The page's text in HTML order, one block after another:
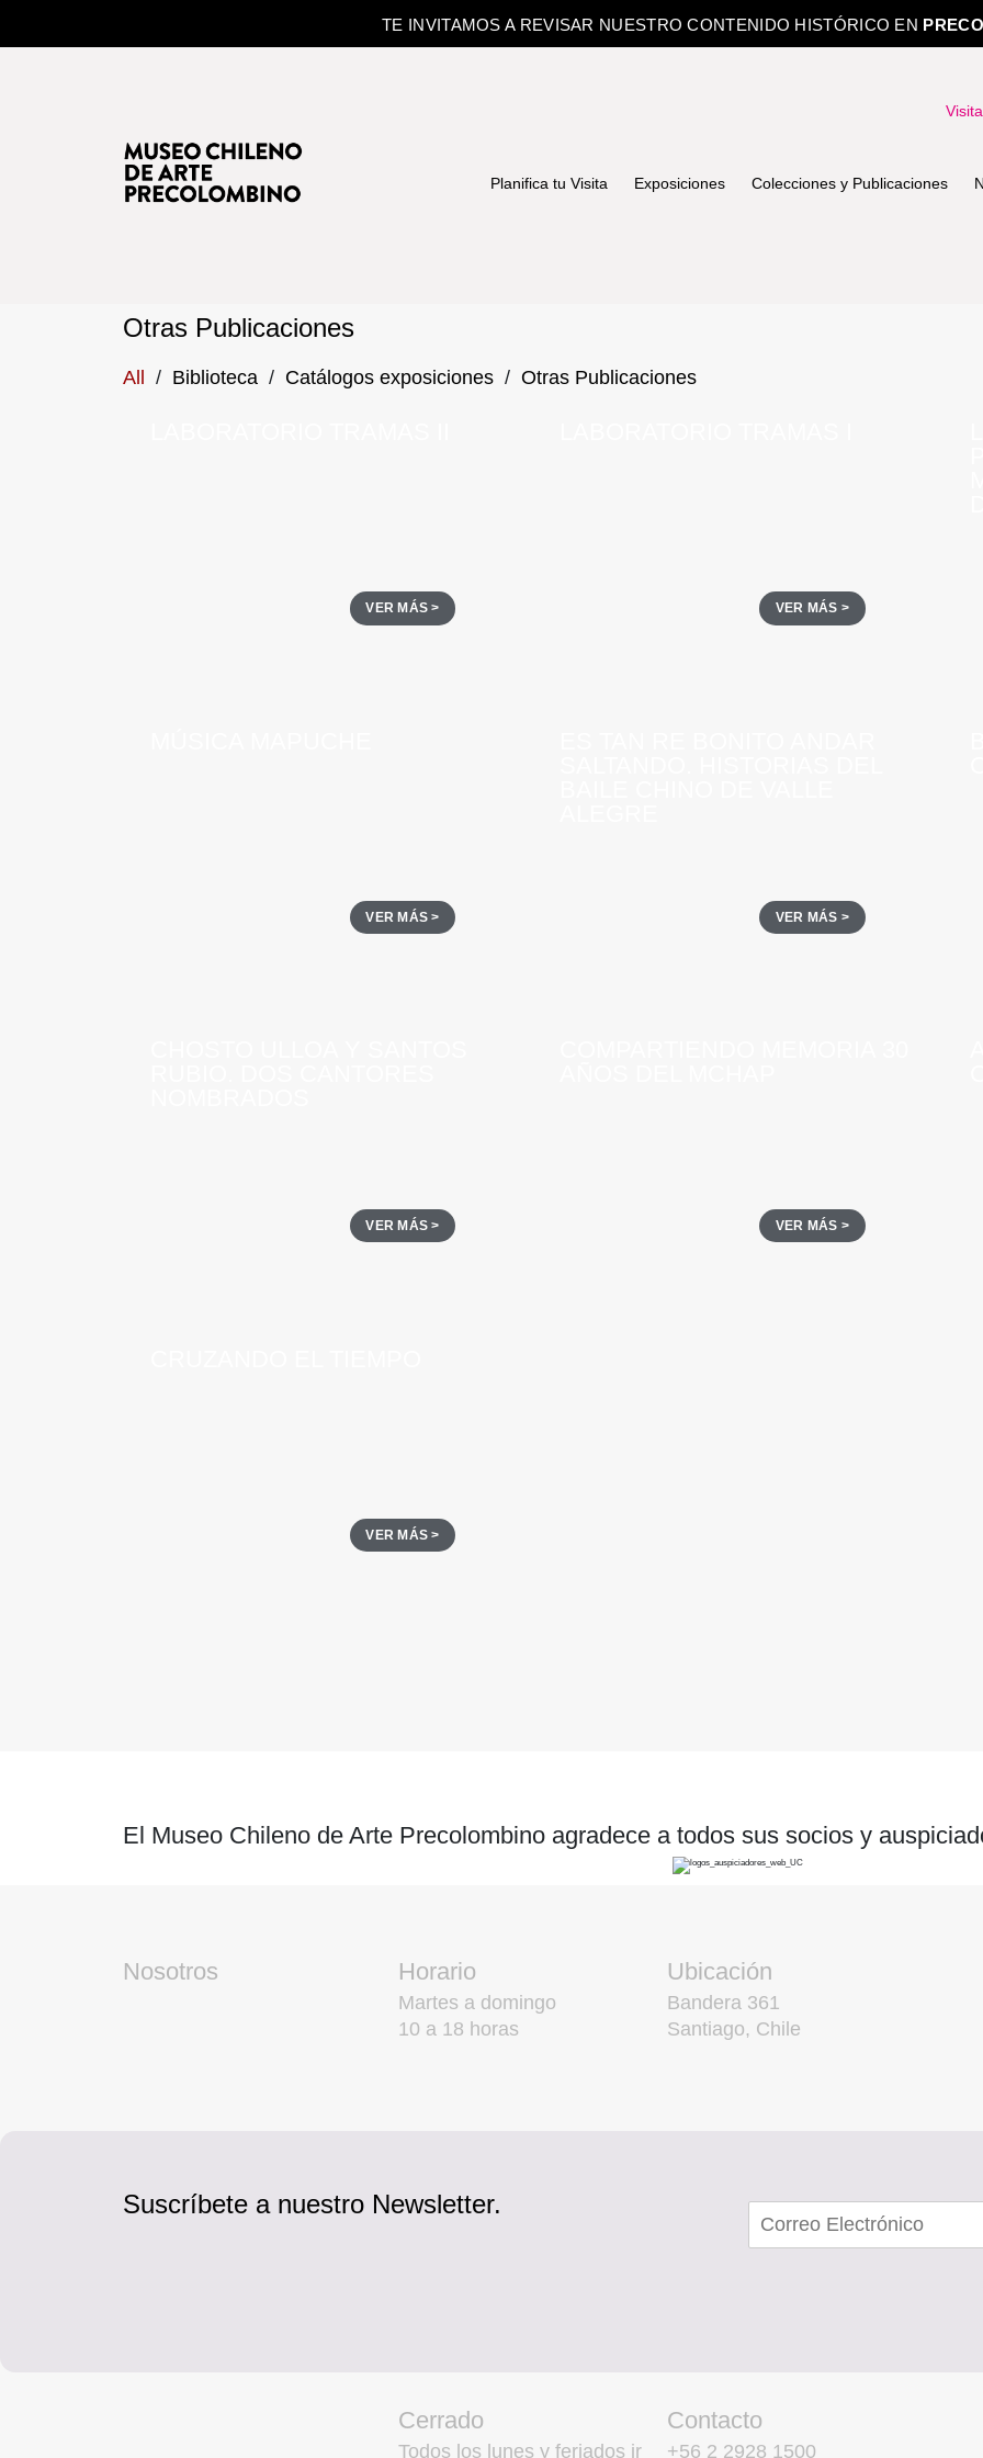
TE INVITAMOS A REVISAR NUESTRO CONTENIDO HISTÓRICO EN
Planifica tu Visita Exposiciones Colecciones y Publicaciones
Otras Publicaciones
All / Biblioteca / Catálogos exposiciones / Otras Publicaciones
VER MÁS > VER MÁS >
VER MÁS > VER MÁS >
VER MÁS > VER MÁS >
VER MÁS >
El Museo Chileno de Arte Precolombino agradece a todos sus socios y
Nosotros Horario
Martes a domingo
10 a 18 horas
Ubicación
Bandera 361
Santiago, Chile
Suscríbete a nuestro Newsletter.
Cerrado
Todos los lunes y feriados ir
Contacto
+56 2 2928 1500